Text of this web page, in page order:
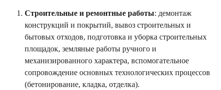
Строительные и ремонтные работы: демонтаж
конструкций и покрытий, вывоз строительных и
бытовых отходов, подготовка и уборка строительных
площадок, земляные работы ручного и
механизированного характера, вспомогательное
сопровождение основных технологических процессов
(бетонирование, кладка, отделка).